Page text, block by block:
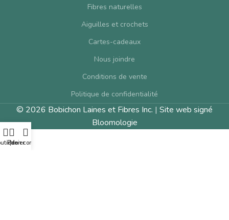
Fibres naturelles
Aiguilles et crochets
Cartes-cadeaux
Nous joindre
Conditions de vente
Politique de confidentialité
© 2026 Bobichon Laines et Fibres Inc. | Site web signé
Bloomologie
Panier
Mon compte